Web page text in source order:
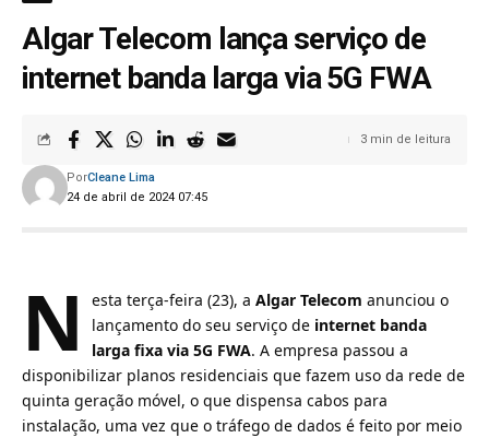
Algar Telecom lança serviço de
internet banda larga via 5G FWA
24 de abril de 2024 07:45
PorCleane Lima
3 min de leitura
N esta terça-feira (23), a Algar Telecom anunciou o
lançamento do seu serviço de internet banda
larga fixa via 5G FWA. A empresa passou a
disponibilizar planos residenciais que fazem uso da rede de
quinta geração móvel, o que dispensa cabos para
instalação, uma vez que o tráfego de dados é feito por meio